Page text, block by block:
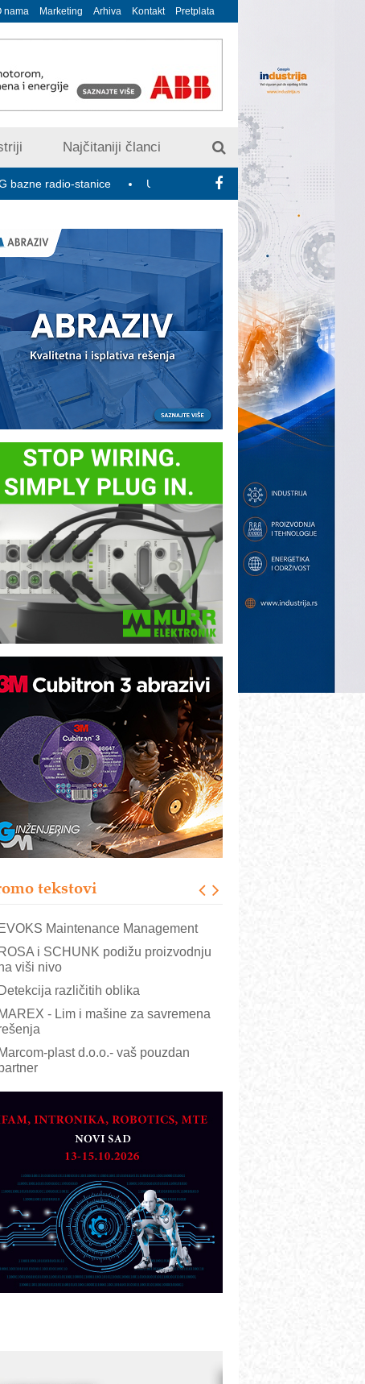
nama Marketing Arhiva Kontakt Pretplata
Najčitaniji članci
stanice U susret 15. Savetovanju o elektrodistributivnim
tekstovi
Trajna oznaka kao dugoročna korist
na prvom mestu!
BLUMENAUER - više od 40 godina
poverenja u industriji
RMQ-TITAN ADVANCED INDICATOR
Pametna signalizacija za efikasnije
mašinama
solarnim elektranama i vetroparkovima
EVOKS Maintenance Management
ROSA i SCHUNK podižu proizvodnju
viši nivo
Detekcija različitih oblika
MAREX - Lim i mašine za savremena
Marcom-plast d.o.o.- vaš pouzdan
- Prilagodite svoju toplinsku
Razvoj asortimanskog pravca MINI-
PLC AKYTEC
dostupan u Srbiji
MOTOMAN – NEXT-Robotika vođena
inteligencijom
MOBILE revolucioniše
industrijsku automatizaciju
pionirskimmobile operator PANEL-OM